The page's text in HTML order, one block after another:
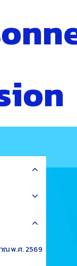
Toggle
menu
Toggle
menu
Toggle
menu
ณ พ.ศ. 2569